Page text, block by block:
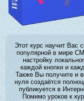
Этот курс научит Вас
популярной в мире
настройку
каждой кнопки и
Также Вы получите и
нуля создаётся
публикуется в
Помимо уроков к